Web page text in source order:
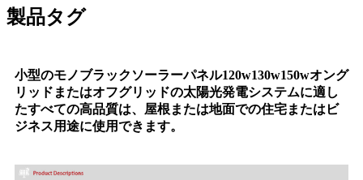
製品タグ
小型のモノブラックソーラーパネル120w130w150wオング
リッドまたはオフグリッドの太陽光発電システムに適し
たすべての高品質は、屋根または地面での住宅またはビ
ジネス用途に使用できます。